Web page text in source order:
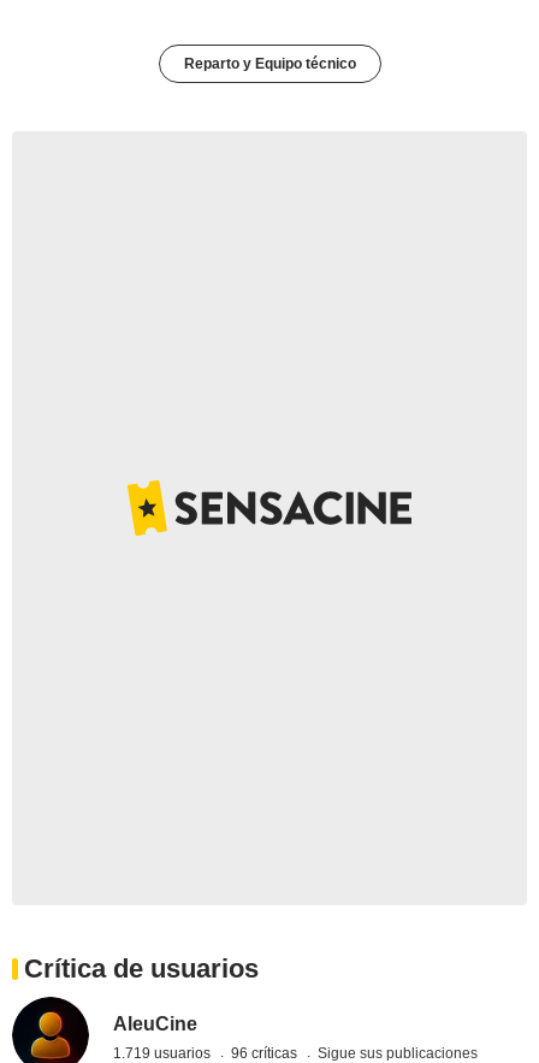
Reparto y Equipo técnico
Crítica de usuarios
AleuCine
1.719 usuarios 96 críticas Sigue sus publicaciones